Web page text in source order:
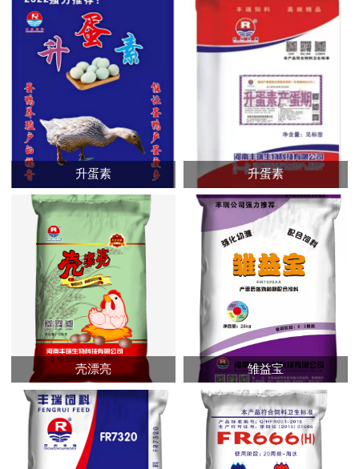
升蛋素 升蛋素
壳漂亮 雏益宝